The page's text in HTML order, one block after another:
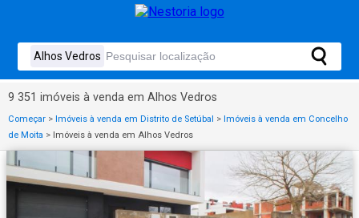
9 351 imóveis à venda em Alhos Vedros
Começar > Imóveis à venda em Distrito de Setúbal > Imóveis à venda em Concelho
de Moita > Imóveis à venda em Alhos Vedros